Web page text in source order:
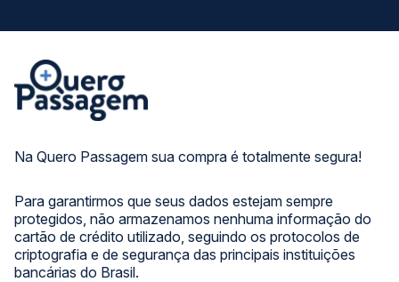
Na Quero Passagem sua compra é totalmente segura!
Para garantirmos que seus dados estejam sempre
protegidos, não armazenamos nenhuma informação do
cartão de crédito utilizado, seguindo os protocolos de
criptografia e de segurança das principais instituições
bancárias do Brasil.